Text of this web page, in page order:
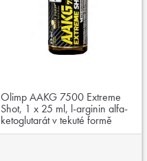
Olimp AAKG 7500 Extreme
Shot, 1 x 25 ml, l-arginin alfa-
ketoglutarát v tekuté formě